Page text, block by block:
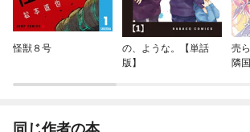
怪獣８号
の、ような。【単話
版】
売
隣
同じ作者の本